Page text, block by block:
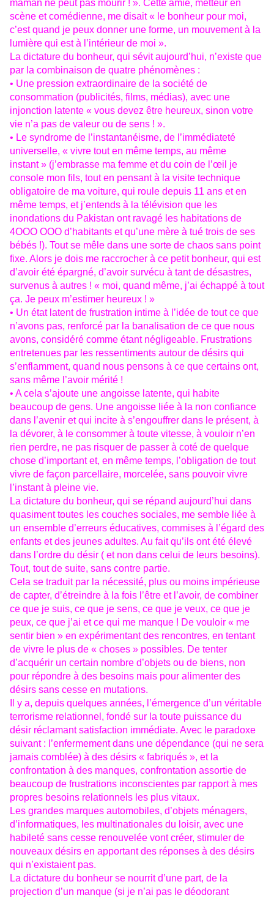
maman ne peut pas mourir ! ». Cette amie, metteur en
scène et comédienne, me disait « le bonheur pour moi,
c’est quand je peux donner une forme, un mouvement à la
lumière qui est à l’intérieur de moi ».
La dictature du bonheur, qui sévit aujourd’hui, n’existe que
par la combinaison de quatre phénomènes :
• Une pression extraordinaire de la société de
consommation (publicités, films, médias), avec une
injonction latente « vous devez être heureux, sinon votre
vie n’a pas de valeur ou de sens ! ».
• Le syndrome de l’instantanéisme, de l’immédiateté
universelle, « vivre tout en même temps, au même
instant » (j’embrasse ma femme et du coin de l’œil je
console mon fils, tout en pensant à la visite technique
obligatoire de ma voiture, qui roule depuis 11 ans et en
même temps, et j’entends à la télévision que les
inondations du Pakistan ont ravagé les habitations de
4OOO OOO d’habitants et qu’une mère à tué trois de ses
bébés !). Tout se mêle dans une sorte de chaos sans point
fixe. Alors je dois me raccrocher à ce petit bonheur, qui est
d’avoir été épargné, d’avoir survécu à tant de désastres,
survenus à autres ! « moi, quand même, j’ai échappé à tout
ça. Je peux m’estimer heureux ! »
• Un état latent de frustration intime à l’idée de tout ce que
n’avons pas, renforcé par la banalisation de ce que nous
avons, considéré comme étant négligeable. Frustrations
entretenues par les ressentiments autour de désirs qui
s’enflamment, quand nous pensons à ce que certains ont,
sans même l’avoir mérité !
• A cela s’ajoute une angoisse latente, qui habite
beaucoup de gens. Une angoisse liée à la non confiance
dans l’avenir et qui incite à s’engouffrer dans le présent, à
la dévorer, à le consommer à toute vitesse, à vouloir n’en
rien perdre, ne pas risquer de passer à coté de quelque
chose d’important et, en même temps, l’obligation de tout
vivre de façon parcellaire, morcelée, sans pouvoir vivre
l’instant à pleine vie.
La dictature du bonheur, qui se répand aujourd’hui dans
quasiment toutes les couches sociales, me semble liée à
un ensemble d’erreurs éducatives, commises à l’égard des
enfants et des jeunes adultes. Au fait qu’ils ont été élevé
dans l’ordre du désir ( et non dans celui de leurs besoins).
Tout, tout de suite, sans contre partie.
Cela se traduit par la nécessité, plus ou moins impérieuse
de capter, d’étreindre à la fois l’être et l’avoir, de combiner
ce que je suis, ce que je sens, ce que je veux, ce que je
peux, ce que j’ai et ce qui me manque ! De vouloir « me
sentir bien » en expérimentant des rencontres, en tentant
de vivre le plus de « choses » possibles. De tenter
d’acquérir un certain nombre d’objets ou de biens, non
pour répondre à des besoins mais pour alimenter des
désirs sans cesse en mutations.
Il y a, depuis quelques années, l’émergence d’un véritable
terrorisme relationnel, fondé sur la toute puissance du
désir réclamant satisfaction immédiate. Avec le paradoxe
suivant : l’enfermement dans une dépendance (qui ne sera
jamais comblée) à des désirs « fabriqués », et la
confrontation à des manques, confrontation assortie de
beaucoup de frustrations inconscientes par rapport à mes
propres besoins relationnels les plus vitaux.
Les grandes marques automobiles, d’objets ménagers,
d’informatiques, les multinationales du loisir, avec une
habileté sans cesse renouvelée vont créer, stimuler de
nouveaux désirs en apportant des réponses à des désirs
qui n’existaient pas.
La dictature du bonheur se nourrit d’une part, de la
projection d’un manque (si je n’ai pas le déodorant